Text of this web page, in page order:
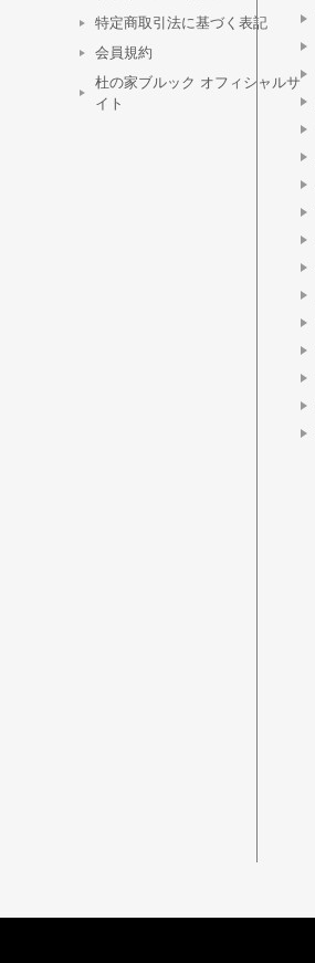
特定商取引法に基づく表記
会員規約
杜の家ブルック オフィシャルサ
イト